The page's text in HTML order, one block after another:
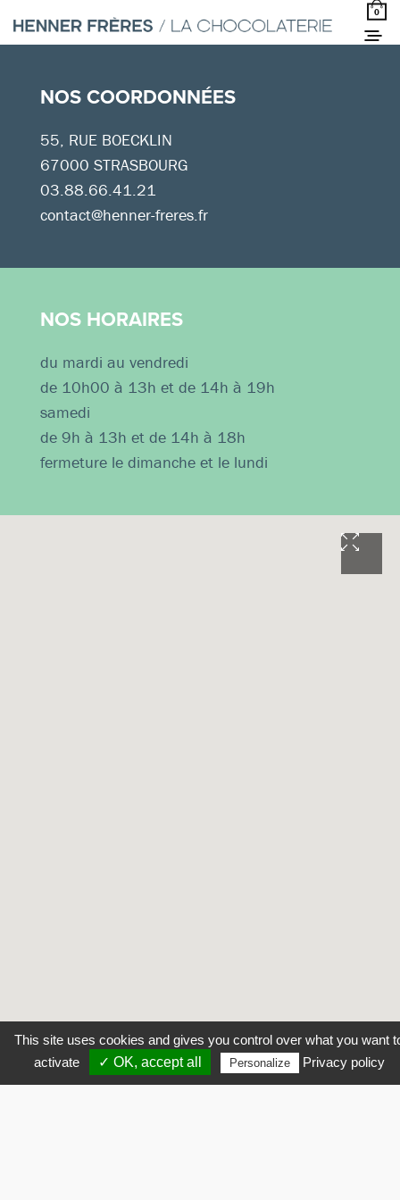
0
NOS COORDONNÉES
55, RUE BOECKLIN
67000 STRASBOURG
03.88.66.41.21
contact@henner-freres.fr
NOS HORAIRES
du mardi au vendredi
de 10h00 à 13h et de 14h à 19h
samedi
de 9h à 13h et de 14h à 18h
fermeture le dimanche et le lundi
This site uses cookies and gives you control over what you want
activate
✓ OK, accept all Personalize Privacy policy